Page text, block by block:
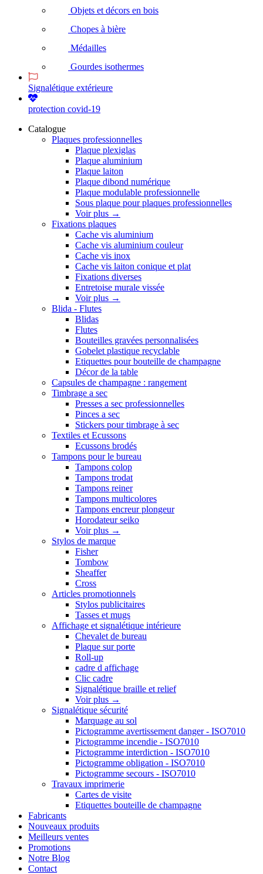
Objets et décors en bois
Chopes à bière
Médailles
Gourdes isothermes
Signalétique extérieure
protection covid-19
Catalogue
Plaques professionnelles
Plaque plexiglas
Plaque aluminium
Plaque laiton
Plaque dibond numérique
Plaque modulable professionnelle
Sous plaque pour plaques professionnelles
Voir plus →
Fixations plaques
Cache vis aluminium
Cache vis aluminium couleur
Cache vis inox
Cache vis laiton conique et plat
Fixations diverses
Entretoise murale vissée
Voir plus →
Blida - Flutes
Blidas
Flutes
Bouteilles gravées personnalisées
Gobelet plastique recyclable
Etiquettes pour bouteille de champagne
Décor de la table
Capsules de champagne : rangement
Timbrage a sec
Presses a sec professionnelles
Pinces a sec
Stickers pour timbrage à sec
Textiles et Ecussons
Ecussons brodés
Tampons pour le bureau
Tampons colop
Tampons trodat
Tampons reiner
Tampons multicolores
Tampons encreur plongeur
Horodateur seiko
Voir plus →
Stylos de marque
Fisher
Tombow
Sheaffer
Cross
Articles promotionnels
Stylos publicitaires
Tasses et mugs
Affichage et signalétique intérieure
Chevalet de bureau
Plaque sur porte
Roll-up
cadre d affichage
Clic cadre
Signalétique braille et relief
Voir plus →
Signalétique sécurité
Marquage au sol
Pictogramme avertissement danger - ISO7010
Pictogramme incendie - ISO7010
Pictogramme interdiction - ISO7010
Pictogramme obligation - ISO7010
Pictogramme secours - ISO7010
Travaux imprimerie
Cartes de visite
Etiquettes bouteille de champagne
Fabricants
Nouveaux produits
Meilleurs ventes
Promotions
Notre Blog
Contact